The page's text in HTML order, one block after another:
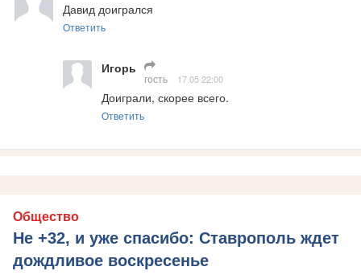
Давид доигрался
Ответить
Игорь
гость 17.05 22:00
Доиграли, скорее всего.
Ответить
Общество
Не +32, и уже спасибо: Ставрополь ждет
дождливое воскресенье